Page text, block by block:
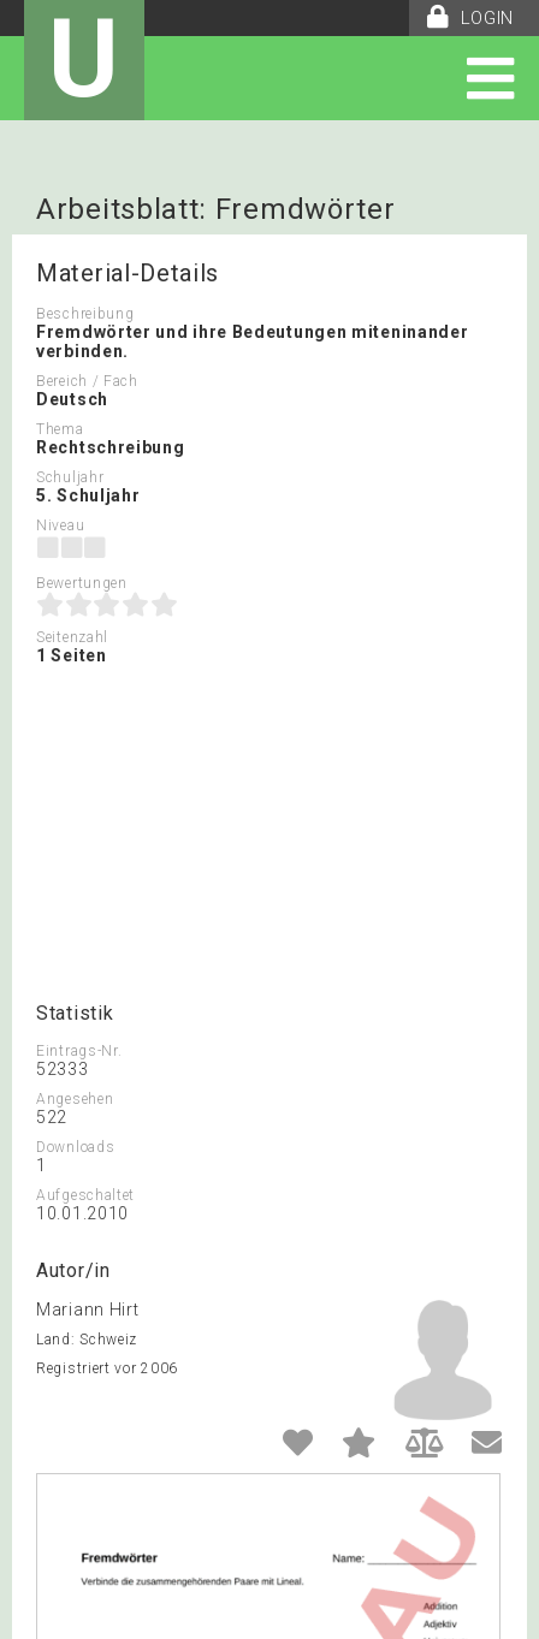
LOGIN
U
Arbeitsblatt: Fremdwörter
Material-Details
Beschreibung
Fremdwörter und ihre Bedeutungen miteninander
verbinden.
Bereich / Fach
Deutsch
Thema
Rechtschreibung
Schuljahr
5. Schuljahr
Niveau
Bewertungen
Seitenzahl
1 Seiten
Statistik
Eintrags-Nr.
52333
Angesehen
522
Downloads
1
Aufgeschaltet
10.01.2010
Autor/in
Mariann Hirt
Land: Schweiz
Registriert vor 2006